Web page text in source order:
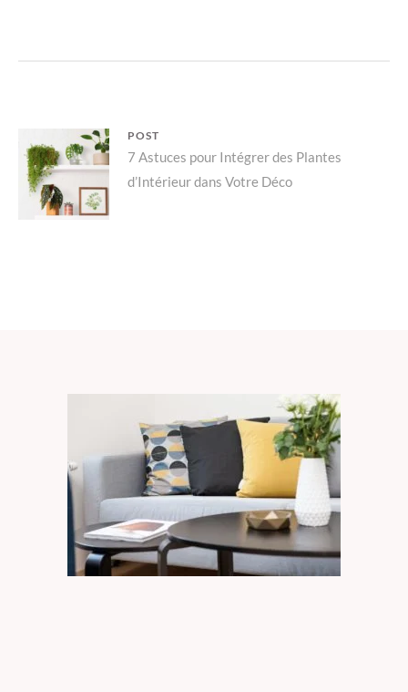
Navigation
de
l’article
POST
Parent
post:
7 Astuces pour Intégrer des Plantes
d’Intérieur dans Votre Déco